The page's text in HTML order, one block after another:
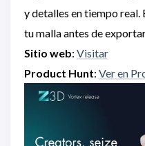
y detalles en tiempo
tu malla antes de
Sitio web: Visitar
Product Hunt: Ver en